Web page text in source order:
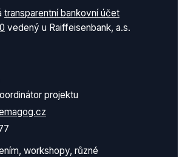
transparentní bankovní účet
vedený u Raiffeisenbank, a.s.
projektu
workshopy, různé